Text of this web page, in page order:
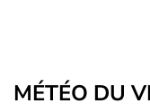
MÉTÉO DU